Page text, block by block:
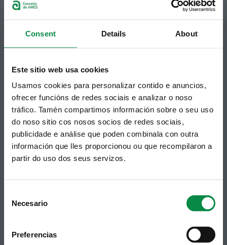
Consent Details About
Este sitio web usa cookies
Usamos cookies para personalizar contido e anuncios,
ofrecer funcións de redes sociais e analizar o noso
tráfico. Tamén compartimos información sobre o seu uso
do noso sitio cos nosos socios de redes sociais,
publicidade e análise que poden combinala con outra
información que lles proporcionou ou que recompilaron a
partir do uso dos seus servizos.
Selection
Necesario
Preferencias
Bertamiráns (Ames)
Telf 981 883 002 | Fax 981 883 925
Suscripción boletines
Puedes recibir la información publicada en la web
suscripción al boletín de novedades.Enlace.
Síguenos
Twitter